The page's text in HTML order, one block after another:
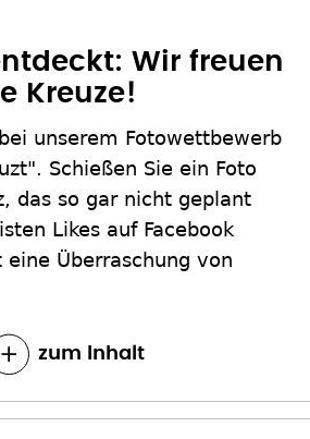
Wir freuen
Kreuze!
unserem Fotowettbewerb
Schießen Sie ein Foto
das so gar nicht geplant
Likes auf Facebook
Überraschung von
zum Inhalt